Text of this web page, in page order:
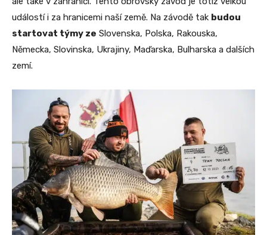
událostí i za hranicemi naší země. Na závodě tak budou
startovat týmy ze Slovenska, Polska, Rakouska,
Německa, Slovinska, Ukrajiny, Maďarska, Bulharska a dalších
zemí.